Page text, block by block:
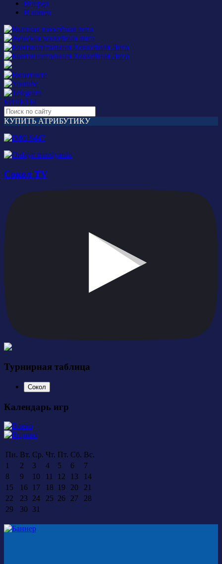
Вперед
В конец
БИЛЕТЫ
КУПИТЬ АТРИБУТИКУ
Сокол TV
Турнирная таблица
Сокол
Календарь игр
Пн. Вт. Ср. Чт. Пт. Сб. Вс.
1
2 3 4 5 6
7
8
9 10 11 12 13
14
15
16 17 18 19 20
21
22
23 24 25 26 27
28
29
30 31